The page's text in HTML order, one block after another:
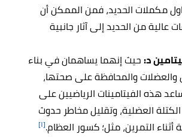
مكملات الحديد، فمن الممكن أن
عالية من الحديد إلى آثار جانبية
د:حيث إنهما يساهمان في بناء
والعضلات والمحافظة على صحتها،
هذه الفيتامينات الرياضيين على
العضلية، وتقليل مخاطر حدوث
أثناء التمرين، مثل؛ كسور العظام.[١]